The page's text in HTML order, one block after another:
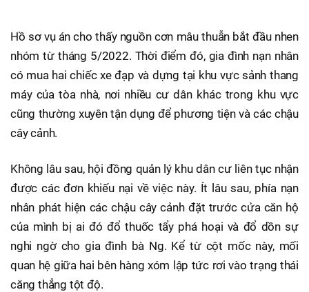
Hồ sơ vụ án cho thấy nguồn cơn mâu thuẫn bắt đầu nhen
nhóm từ tháng 5/2022. Thời điểm đó, gia đình nạn nhân
có mua hai chiếc xe đạp và dựng tại khu vực sảnh thang
máy của tòa nhà, nơi nhiều cư dân khác trong khu vực
cũng thường xuyên tận dụng để phương tiện và các chậu
cây cảnh.
Không lâu sau, hội đồng quản lý khu dân cư liên tục nhận
được các đơn khiếu nại về việc này. Ít lâu sau, phía nạn
nhân phát hiện các chậu cây cảnh đặt trước cửa căn hộ
của mình bị ai đó đổ thuốc tẩy phá hoại và đổ dồn sự
nghi ngờ cho gia đình bà Ng. Kể từ cột mốc này, mối
quan hệ giữa hai bên hàng xóm lập tức rơi vào trạng thái
căng thẳng tột độ.